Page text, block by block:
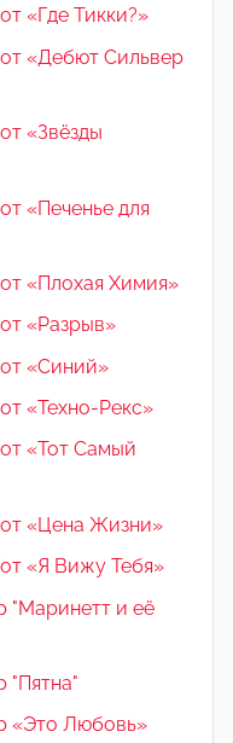
«Где Тикки?»
«Дебют Сильвер
«Звёзды
«Печенье для
«Плохая Химия»
«Разрыв»
«Синий»
«Техно-Рекс»
«Тот Самый
«Цена Жизни»
«Я Вижу Тебя»
"Маринетт и её
"Пятна"
«Это Любовь»